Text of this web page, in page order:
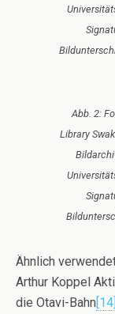
Abb. 2:
Library
Ähnlich
Arthur Koppel
die Otavi-Bahn[14]